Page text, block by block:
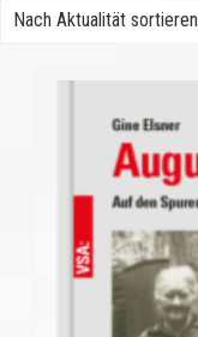
Nach Aktualität sortieren